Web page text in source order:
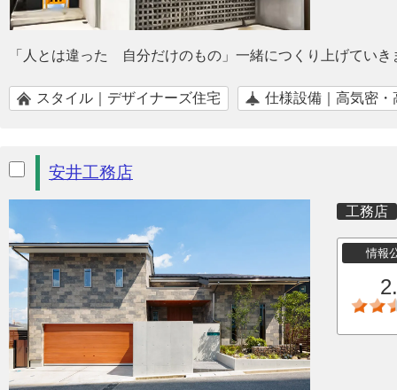
「人とは違った 自分だけのもの」一緒につくり上げていき
スタイル｜デザイナーズ住宅 仕様設備｜高気密・
安井工務店
工務店
情報